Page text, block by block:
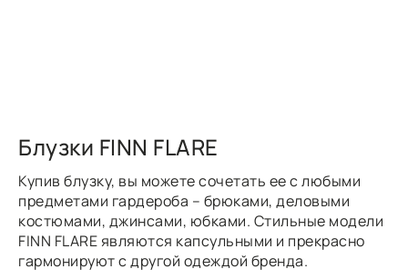
Блузки FINN FLARE
Купив блузку, вы можете сочетать ее с любыми
предметами гардероба – брюками, деловыми
костюмами, джинсами, юбками. Стильные модели
FINN FLARE являются капсульными и прекрасно
гармонируют с другой одеждой бренда.